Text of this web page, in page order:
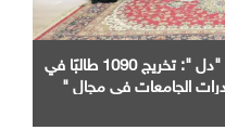
بحضور هندي وقنصوة بالتعاون مع "دل ": تخريج 1090 طالبًا في
قدرات الجامعات في مجال "